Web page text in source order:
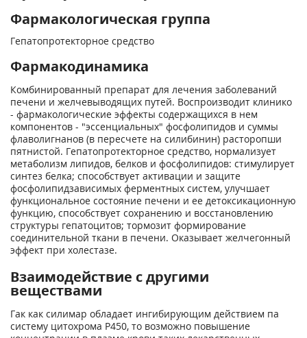
Фармакологическая группа
Гепатопротекторное средство
Фармакодинамика
Комбинированный препарат для лечения заболеваний
печени и желчевыводящих путей. Воспроизводит клинико
- фармакологические эффекты содержащихся в нем
компонентов - "эссенциальных" фосфолипидов и суммы
флаволигнанов (в пересчете на силибинин) расторопши
пятнистой. Гепатопротекторное средство, нормализует
метаболизм липидов, белков и фосфолипидов: стимулирует
синтез белка; способствует активации и защите
фосфолипидзависимых ферментных систем, улучшает
функциональное состояние печени и ее детоксикационную
функцию, способствует сохранению и восстановлению
структуры гепатоцитов; тормозит формирование
соединительной ткани в печени. Оказывает желчегонный
эффект при холестазе.
Взаимодействие с другими
веществами
Гак как силимар обладает ингибирующим действием па
систему цитохрома Р450, то возможно повышение